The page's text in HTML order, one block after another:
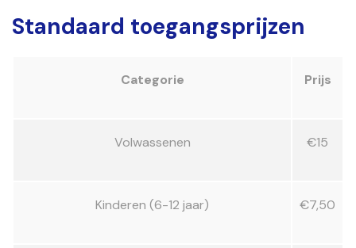
Standaard toegangsprijzen
Categorie Prijs
Volwassenen €15
Kinderen (6-12 jaar) €7,50